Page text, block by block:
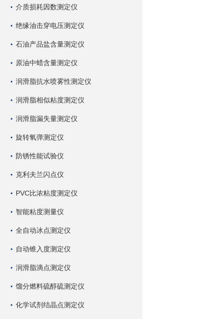
介质损耗因数测定仪
绝缘油击穿电压测定仪
石油产品盐含量测定仪
原油中蜡含量测定仪
润滑脂抗水喷雾性测定仪
润滑脂相似粘度测定仪
润滑脂漏失量测定仪
旋转氧弹测定仪
防锈性能试验仪
克利夫兰闪点仪
PVC比浓粘度测定仪
智能粘度测量仪
全自动冰点测定仪
自动锥入度测定仪
润滑脂滴点测定仪
馏分燃料硫醇硫测定仪
化学试剂结晶点测定仪